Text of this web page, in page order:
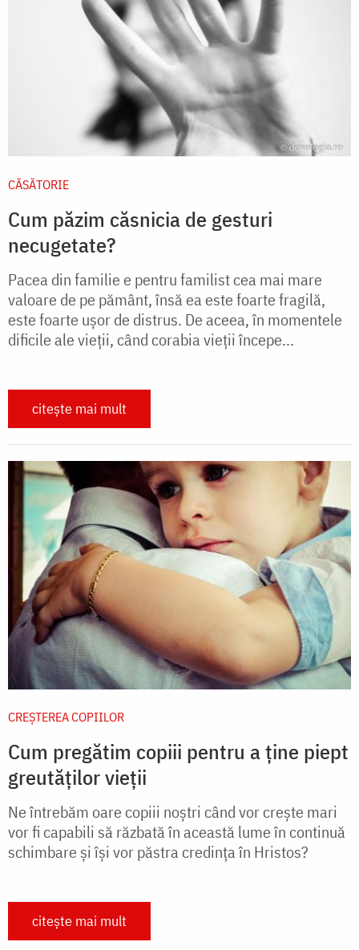
CĂSĂTORIE
Cum păzim căsnicia de gesturi
necugetate?
Pacea din familie e pentru familist cea mai mare
valoare de pe pământ, însă ea este foarte fragilă,
este foarte uşor de distrus. De aceea, în momentele
dificile ale vieţii, când corabia vieţii începe...
citește mai mult
CREŞTEREA COPIILOR
Cum pregătim copiii pentru a ține piept
greutăților vieții
Ne întrebăm oare copiii noştri când vor creşte mari
vor fi capabili să răzbată în această lume în continuă
schimbare şi îşi vor păstra credinţa în Hristos?
citește mai mult